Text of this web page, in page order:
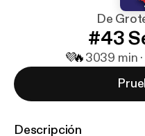
De
#43
💜🔥3039 min
Descripción